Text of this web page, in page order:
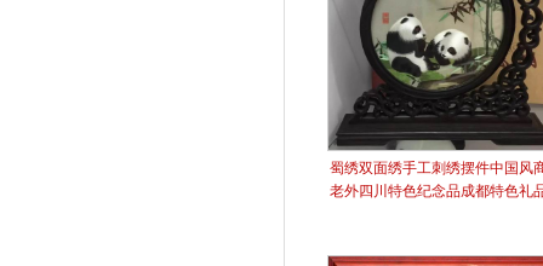
蜀绣双面绣手工刺绣摆件中国风
老外四川特色纪念品成都特色礼